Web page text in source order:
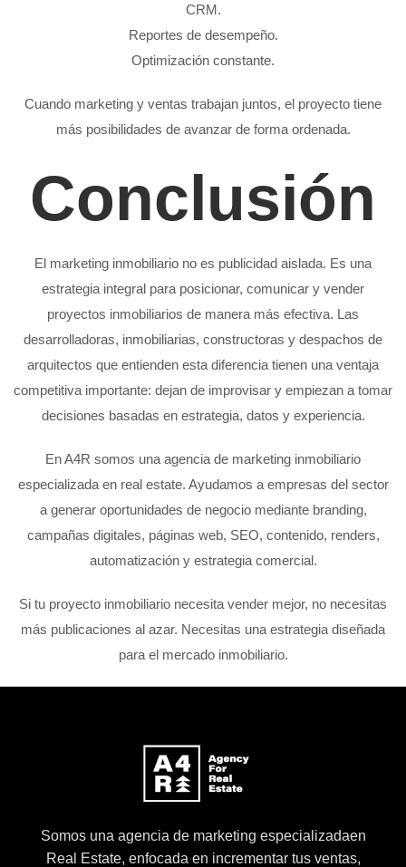
CRM.
Reportes de desempeño.
Optimización constante.
Cuando marketing y ventas trabajan juntos, el proyecto tiene
más posibilidades de avanzar de forma ordenada.
Conclusión
El marketing inmobiliario no es publicidad aislada. Es una
estrategia integral para posicionar, comunicar y vender
proyectos inmobiliarios de manera más efectiva. Las
desarrolladoras, inmobiliarias, constructoras y despachos de
arquitectos que entienden esta diferencia tienen una ventaja
competitiva importante: dejan de improvisar y empiezan a tomar
decisiones basadas en estrategia, datos y experiencia.
En A4R somos una agencia de marketing inmobiliario
especializada en real estate. Ayudamos a empresas del sector
a generar oportunidades de negocio mediante branding,
campañas digitales, páginas web, SEO, contenido, renders,
automatización y estrategia comercial.
Si tu proyecto inmobiliario necesita vender mejor, no necesitas
más publicaciones al azar. Necesitas una estrategia diseñada
para el mercado inmobiliario.
Somos una agencia de marketing especializadaen
Real Estate, enfocada en incrementar tus ventas,